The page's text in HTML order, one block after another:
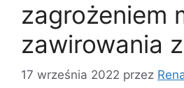
zagrożeniem
zawirowania
17 września 2022 przez